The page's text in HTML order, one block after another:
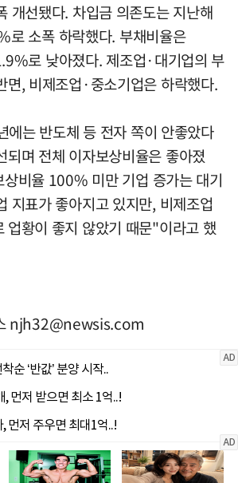
개선됐다. 차입금 의존도는 지난해
소폭 하락했다. 부채비율은
로 낮아졌다. 제조업·대기업의 부
면, 비제조업·중소기업은 하락했다.
는 반도체 등 전자 쪽이 안좋았다
되며 전체 이자보상비율은 좋아졌
비율 100% 미만 기업 증가는 대기
지표가 좋아지고 있지만, 비제조업
업황이 좋지 않았기 때문"이라고 했
njh32@newsis.com